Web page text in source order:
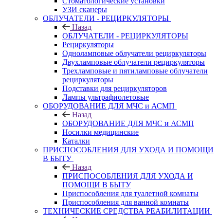
УЗИ сканеры
ОБЛУЧАТЕЛИ - РЕЦИРКУЛЯТОРЫ
Назад
ОБЛУЧАТЕЛИ - РЕЦИРКУЛЯТОРЫ
Рециркуляторы
Одноламповые облучатели рециркуляторы
Двухламповые облучатели рециркуляторы
Трехламповые и пятиламповые облучатели
рециркуляторы
Подставки для рециркуляторов
Лампы ультрафиолетовые
ОБОРУДОВАНИЕ ДЛЯ МЧС и АСМП
Назад
ОБОРУДОВАНИЕ ДЛЯ МЧС и АСМП
Носилки медицинские
Каталки
ПРИСПОСОБЛЕНИЯ ДЛЯ УХОДА И ПОМОЩИ
В БЫТУ
Назад
ПРИСПОСОБЛЕНИЯ ДЛЯ УХОДА И
ПОМОЩИ В БЫТУ
Приспособления для туалетной комнаты
Приспособления для ванной комнаты
ТЕХНИЧЕСКИЕ СРЕДСТВА РЕАБИЛИТАЦИИ